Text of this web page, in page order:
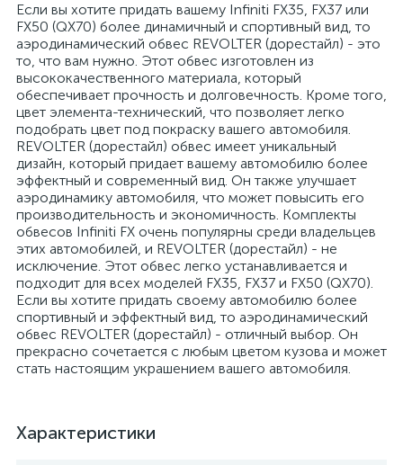
Если вы хотите придать вашему Infiniti FX35, FX37 или
FX50 (QX70) более динамичный и спортивный вид, то
аэродинамический обвес REVOLTER (дорестайл) - это
то, что вам нужно. Этот обвес изготовлен из
высококачественного материала, который
обеспечивает прочность и долговечность. Кроме того,
цвет элемента-технический, что позволяет легко
подобрать цвет под покраску вашего автомобиля.
REVOLTER (дорестайл) обвес имеет уникальный
дизайн, который придает вашему автомобилю более
эффектный и современный вид. Он также улучшает
аэродинамику автомобиля, что может повысить его
производительность и экономичность. Комплекты
обвесов Infiniti FX очень популярны среди владельцев
этих автомобилей, и REVOLTER (дорестайл) - не
исключение. Этот обвес легко устанавливается и
подходит для всех моделей FX35, FX37 и FX50 (QX70).
Если вы хотите придать своему автомобилю более
спортивный и эффектный вид, то аэродинамический
обвес REVOLTER (дорестайл) - отличный выбор. Он
прекрасно сочетается с любым цветом кузова и может
стать настоящим украшением вашего автомобиля.
Характеристики